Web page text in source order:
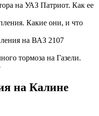
на УАЗ Патриот. Как ее
Какие они, и что
на ВАЗ 2107
тормоза на Газели.
на Калине